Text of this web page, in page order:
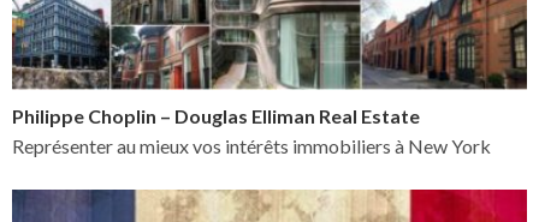
Philippe Choplin – Douglas Elliman Real Estate
Représenter au mieux vos intérêts immobiliers à New York